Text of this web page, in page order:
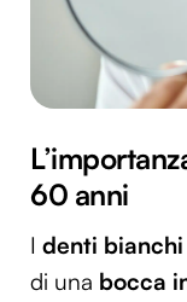
60 anni
I denti bianchi
di una bocca